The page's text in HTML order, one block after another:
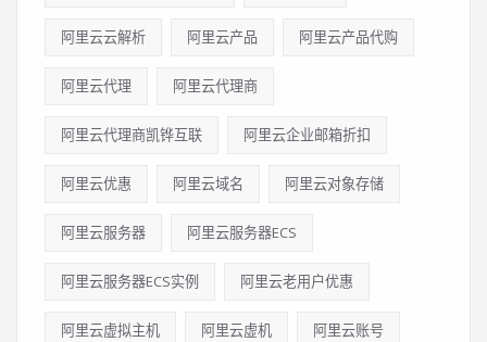
阿里云云解析 阿里云产品 阿里云产品代购
阿里云代理 阿里云代理商
阿里云代理商凯铧互联 阿里云企业邮箱折扣
阿里云优惠 阿里云域名 阿里云对象存储
阿里云服务器 阿里云服务器ECS
阿里云服务器ECS实例 阿里云老用户优惠
阿里云虚拟主机 阿里云虚机 阿里云账号